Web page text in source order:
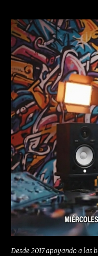
Desde 2017 apoyando a las